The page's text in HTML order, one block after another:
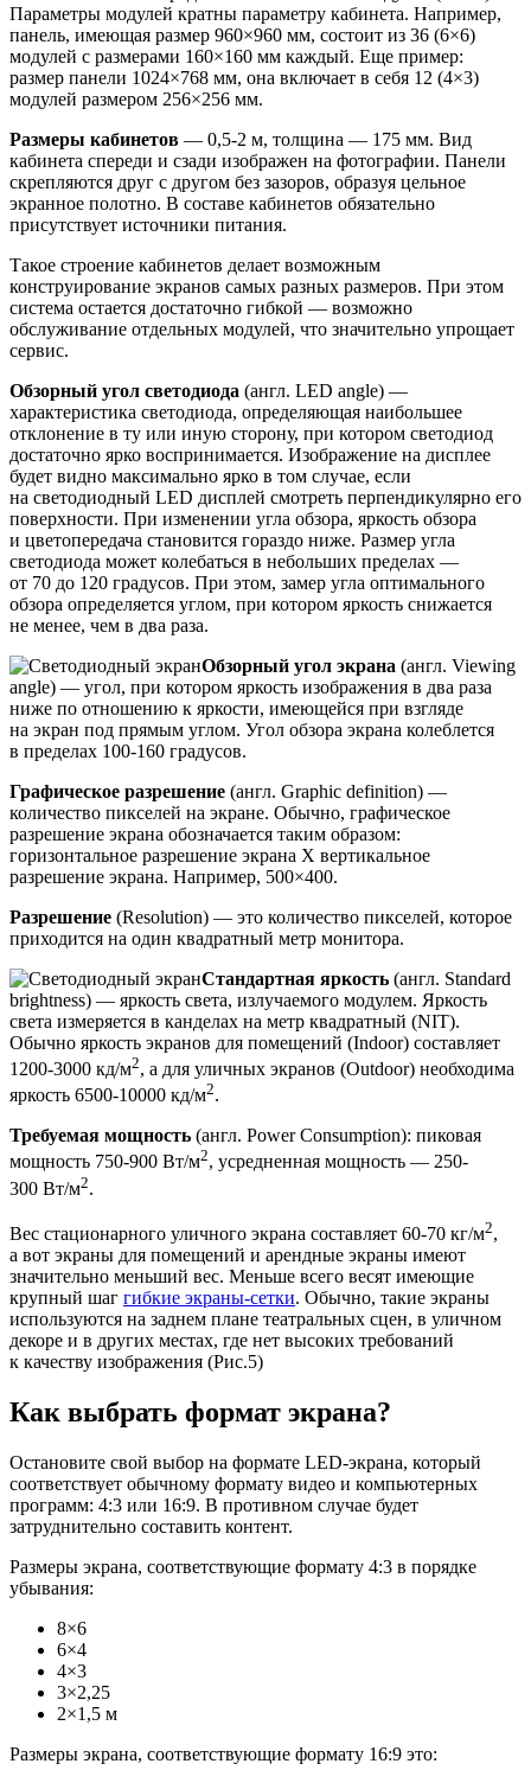
Параметры модулей кратны параметру кабинета. Например,
панель, имеющая размер 960×960 мм, состоит из 36 (6×6)
модулей с размерами 160×160 мм каждый. Еще пример:
размер панели 1024×768 мм, она включает в себя 12 (4×3)
модулей размером 256×256 мм.
Размеры кабинетов — 0,5-2 м, толщина — 175 мм. Вид
кабинета спереди и сзади изображен на фотографии. Панели
скрепляются друг с другом без зазоров, образуя цельное
экранное полотно. В составе кабинетов обязательно
присутствует источники питания.
Такое строение кабинетов делает возможным
конструирование экранов самых разных размеров. При этом
система остается достаточно гибкой — возможно
обслуживание отдельных модулей, что значительно упрощает
сервис.
Обзорный угол светодиода (англ. LED angle) —
характеристика светодиода, определяющая наибольшее
отклонение в ту или иную сторону, при котором светодиод
достаточно ярко воспринимается. Изображение на дисплее
будет видно максимально ярко в том случае, если
на светодиодный LED дисплей смотреть перпендикулярно его
поверхности. При изменении угла обзора, яркость обзора
и цветопередача становится гораздо ниже. Размер угла
светодиода может колебаться в небольших пределах —
от 70 до 120 градусов. При этом, замер угла оптимального
обзора определяется углом, при котором яркость снижается
не менее, чем в два раза.
Обзорный угол экрана (англ. Viewing
angle) — угол, при котором яркость изображения в два раза
ниже по отношению к яркости, имеющейся при взгляде
на экран под прямым углом. Угол обзора экрана колеблется
в пределах 100-160 градусов.
Графическое разрешение (англ. Graphic definition) —
количество пикселей на экране. Обычно, графическое
разрешение экрана обозначается таким образом:
горизонтальное разрешение экрана Х вертикальное
разрешение экрана. Например, 500×400.
Разрешение (Resolution) — это количество пикселей, которое
приходится на один квадратный метр монитора.
Стандартная яркость (англ. Standard
brightness) — яркость света, излучаемого модулем. Яркость
света измеряется в канделах на метр квадратный (NIT).
Обычно яркость экранов для помещений (Indoor) составляет
1200-3000 кд/м2, а для уличных экранов (Outdoor) необходима
яркость 6500-10000 кд/м2.
Требуемая мощность (англ. Power Consumption): пиковая
мощность 750-900 Вт/м2, усредненная мощность — 250-
300 Вт/м2.
Вес стационарного уличного экрана составляет 60-70 кг/м2,
а вот экраны для помещений и арендные экраны имеют
значительно меньший вес. Меньше всего весят имеющие
крупный шаг гибкие экраны-сетки. Обычно, такие экраны
используются на заднем плане театральных сцен, в уличном
декоре и в других местах, где нет высоких требований
к качеству изображения (Рис.5)
Как выбрать формат экрана?
Остановите свой выбор на формате LED-экрана, который
соответствует обычному формату видео и компьютерных
программ: 4:3 или 16:9. В противном случае будет
затруднительно составить контент.
Размеры экрана, соответствующие формату 4:3 в порядке
убывания:
8×6
6×4
4×3
3×2,25
2×1,5 м
Размеры экрана, соответствующие формату 16:9 это: